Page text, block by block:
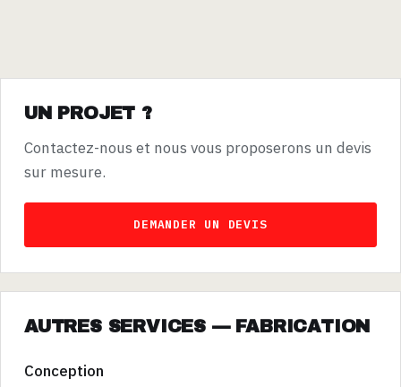
UN PROJET ?
Contactez-nous et nous vous proposerons un devis
sur mesure.
DEMANDER UN DEVIS
AUTRES SERVICES — FABRICATION
Conception